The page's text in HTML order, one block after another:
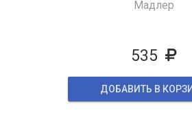
Мадлер
535
ДОБАВИТЬ В